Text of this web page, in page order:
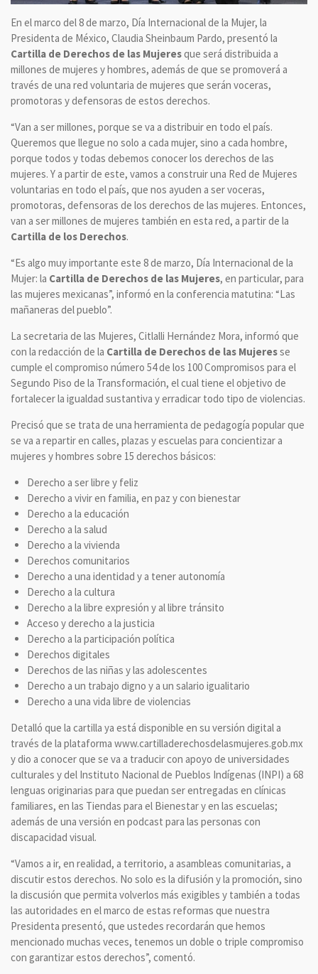
En el marco del 8 de marzo, Día Internacional de la Mujer, la
Presidenta de México, Claudia Sheinbaum Pardo, presentó la
Cartilla de Derechos de las Mujeresque será distribuida a
millones de mujeres y hombres, además de que se promoverá a
través de una red voluntaria de mujeres que serán voceras,
promotoras y defensoras de estos derechos.
“Van a ser millones, porque se va a distribuir en todo el país.
Queremos que llegue no solo a cada mujer, sino a cada hombre,
porque todos y todas debemos conocer los derechos de las
mujeres. Y a partir de este, vamos a construir una Red de Mujeres
voluntarias en todo el país, que nos ayuden a ser voceras,
promotoras, defensoras de los derechos de las mujeres. Entonces,
van a ser millones de mujeres también en esta red, a partir de la
Cartilla de los Derechos.
“Es algo muy importante este 8 de marzo, Día Internacional de la
Mujer: la Cartilla de Derechos de las Mujeres, en particular, para
las mujeres mexicanas”, informó en la conferencia matutina: “Las
mañaneras del pueblo”.
La secretaria de las Mujeres, Citlalli Hernández Mora, informó que
con la redacción de la Cartilla de Derechos de las Mujeresse
cumple el compromiso número 54 de los 100 Compromisos para el
Segundo Piso de la Transformación, el cual tiene el objetivo de
fortalecer la igualdad sustantiva y erradicar todo tipo de violencias.
Precisó que se trata de una herramienta de pedagogía popular que
se va a repartir en calles, plazas y escuelas para concientizar a
mujeres y hombres sobre 15 derechos básicos:
Derecho a ser libre y feliz
Derecho a vivir en familia, en paz y con bienestar
Derecho a la educación
Derecho a la salud
Derecho a la vivienda
Derechos comunitarios
Derecho a una identidad y a tener autonomía
Derecho a la cultura
Derecho a la libre expresión y al libre tránsito
Acceso y derecho a la justicia
Derecho a la participación política
Derechos digitales
Derechos de las niñas y las adolescentes
Derecho a un trabajo digno y a un salario igualitario
Derecho a una vida libre de violencias
Detalló que la cartilla ya está disponible en su versión digital a
través de la plataforma www.cartilladerechosdelasmujeres.gob.mx
y dio a conocer que se va a traducir con apoyo de universidades
culturales y del Instituto Nacional de Pueblos Indígenas (INPI) a 68
lenguas originarias para que puedan ser entregadas en clínicas
familiares, en las Tiendas para el Bienestar y en las escuelas;
además de una versión en podcast para las personas con
discapacidad visual.
“Vamos a ir, en realidad, a territorio, a asambleas comunitarias, a
discutir estos derechos. No solo es la difusión y la promoción, sino
la discusión que permita volverlos más exigibles y también a todas
las autoridades en el marco de estas reformas que nuestra
Presidenta presentó, que ustedes recordarán que hemos
mencionado muchas veces, tenemos un doble o triple compromiso
con garantizar estos derechos”, comentó.